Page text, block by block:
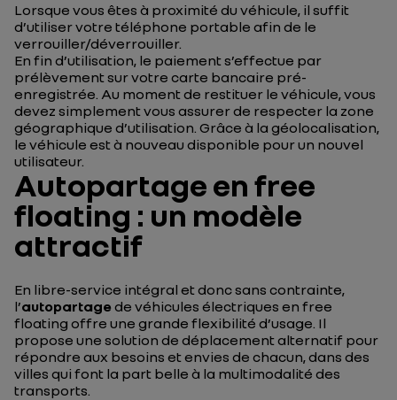
Lorsque vous êtes à proximité du véhicule, il suffit
d’utiliser votre téléphone portable afin de le
verrouiller/déverrouiller.
En fin d’utilisation, le paiement s’effectue par
prélèvement sur votre carte bancaire pré-
enregistrée. Au moment de restituer le véhicule, vous
devez simplement vous assurer de respecter la zone
géographique d’utilisation. Grâce à la géolocalisation,
le véhicule est à nouveau disponible pour un nouvel
utilisateur.
Autopartage en free
floating : un modèle
attractif
En libre-service intégral et donc sans contrainte,
l’autopartage de véhicules électriques en free
floating offre une grande flexibilité d’usage. Il
propose une solution de déplacement alternatif pour
répondre aux besoins et envies de chacun, dans des
villes qui font la part belle à la multimodalité des
transports.